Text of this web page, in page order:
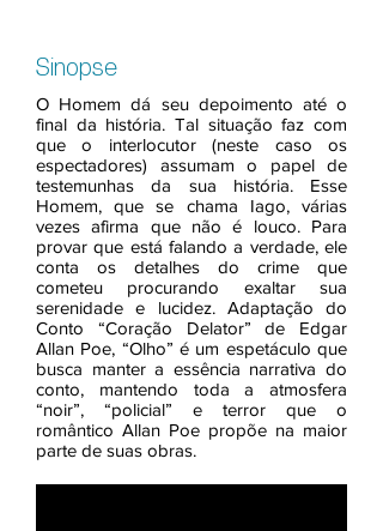
Sinopse
O Homem dá seu depoimento até o
final da história. Tal situação faz com
que o interlocutor (neste caso os
espectadores) assumam o papel de
testemunhas da sua história. Esse
Homem, que se chama Iago, várias
vezes afirma que não é louco. Para
provar que está falando a verdade, ele
conta os detalhes do crime que
cometeu procurando exaltar sua
serenidade e lucidez. Adaptação do
Conto “Coração Delator” de Edgar
Allan Poe, “Olho” é um espetáculo que
busca manter a essência narrativa do
conto, mantendo toda a atmosfera
“noir”, “policial” e terror que o
romântico Allan Poe propõe na maior
parte de suas obras.